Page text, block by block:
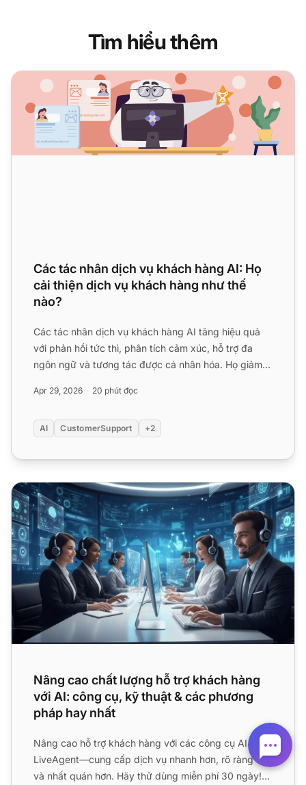
Tìm hiểu thêm
Các tác nhân dịch vụ khách hàng AI: Họ cải thiện dịch vụ
Các tác nhân dịch vụ khách hàng AI: Họ
cải thiện dịch vụ khách hàng như thế
nào?
Các tác nhân dịch vụ khách hàng AI tăng hiệu quả
với phản hồi tức thì, phân tích cảm xúc, hỗ trợ đa
ngôn ngữ và tương tác được cá nhân hóa. Họ giảm
Apr 29, 2026 20 phút đọc
AI CustomerSupport +2
Nâng cao chất lượng hỗ trợ khách hàng với AI: công cụ,
Nâng cao chất lượng hỗ trợ khách hàng
với AI: công cụ, kỹ thuật & các phương
pháp hay nhất
Nâng cao hỗ trợ khách hàng với các công cụ AI của
LiveAgent—cung cấp dịch vụ nhanh hơn, rõ ràng hơn
và nhất quán hơn. Hãy thử dùng miễn phí 30 ngày!...